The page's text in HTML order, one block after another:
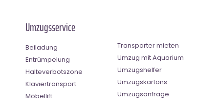
Umzugsservice
Beiladung
Entrümpelung
Halteverbotszone
Klaviertransport
Möbellift
Transporter mieten
Umzug mit Aquarium
Umzugshelfer
Umzugskartons
Umzugsanfrage